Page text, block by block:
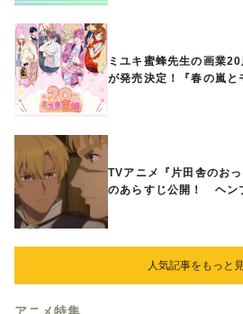
ミユキ蜜蜂先生の画業
が発売決定！『春の嵐と
TVアニメ『片田舎のお
のあらすじ公開！ ヘン
人気記事をもっと